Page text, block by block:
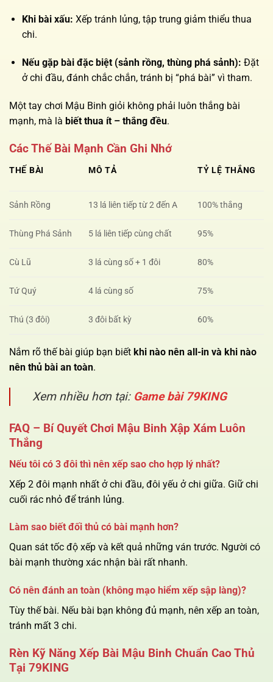
Khi bài xấu: Xếp tránh lủng, tập trung giảm thiểu thua
chi.
Nếu gặp bài đặc biệt (sảnh rồng, thùng phá sảnh): Đặt
ở chi đầu, đánh chắc chắn, tránh bị “phá bài” vì tham.
Một tay chơi Mậu Binh giỏi không phải luôn thắng bài
mạnh, mà là biết thua ít – thắng đều.
Các Thế Bài Mạnh Cần Ghi Nhớ
THẾ BÀI MÔ TẢ TỶ LỆ THẮNG
Sảnh Rồng 13 lá liên tiếp từ 2 đến A 100% thắng
Thùng Phá Sảnh 5 lá liên tiếp cùng chất 95%
Cù Lũ 3 lá cùng số + 1 đôi 80%
Tứ Quý 4 lá cùng số 75%
Thú (3 đôi) 3 đôi bất kỳ 60%
Nắm rõ thế bài giúp bạn biết khi nào nên all-in và khi nào
nên thủ bài an toàn.
Xem nhiều hơn tại: Game bài 79KING
FAQ – Bí Quyết Chơi Mậu Binh Xập Xám Luôn
Thắng
Nếu tôi có 3 đôi thì nên xếp sao cho hợp lý nhất?
Xếp 2 đôi mạnh nhất ở chi đầu, đôi yếu ở chi giữa. Giữ chi
cuối rác nhỏ để tránh lủng.
Làm sao biết đối thủ có bài mạnh hơn?
Quan sát tốc độ xếp và kết quả những ván trước. Người có
bài mạnh thường xác nhận bài rất nhanh.
Có nên đánh an toàn (không mạo hiểm xếp sập làng)?
Tùy thế bài. Nếu bài bạn không đủ mạnh, nên xếp an toàn,
tránh mất 3 chi.
Rèn Kỹ Năng Xếp Bài Mậu Binh Chuẩn Cao Thủ
Tại 79KING